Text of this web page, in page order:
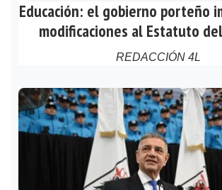
Educación: el gobierno porteño
modificaciones al Estatuto
REDACCIÓN 4L